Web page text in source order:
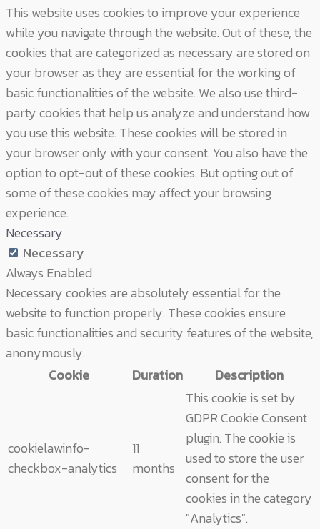
This website uses cookies to improve your experience
while you navigate through the website. Out of these, the
cookies that are categorized as necessary are stored on
your browser as they are essential for the working of
basic functionalities of the website. We also use third-
party cookies that help us analyze and understand how
you use this website. These cookies will be stored in
your browser only with your consent. You also have the
option to opt-out of these cookies. But opting out of
some of these cookies may affect your browsing
experience.
Necessary
Necessary
Always Enabled
Necessary cookies are absolutely essential for the
website to function properly. These cookies ensure
basic functionalities and security features of the website,
anonymously.
Cookie
Duration Description
cookielawinfo-
checkbox-analytics
11
months
This cookie is set by
GDPR Cookie Consent
plugin. The cookie is
used to store the user
consent for the
cookies in the category
"Analytics".